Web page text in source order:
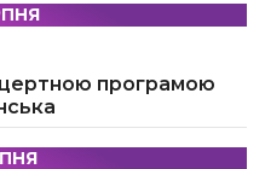
програмою